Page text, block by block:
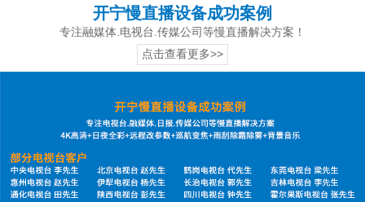
开宁慢直播设备成功案例
专注融媒体.电视台.传媒公司等慢直播解决方案！
点击查看更多>>